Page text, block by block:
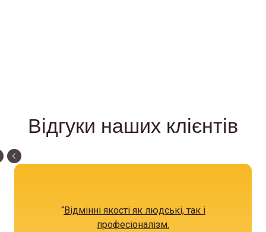
Відгуки наших клієнтів
“Відмінні якості як людські, так і
професіоналізм.